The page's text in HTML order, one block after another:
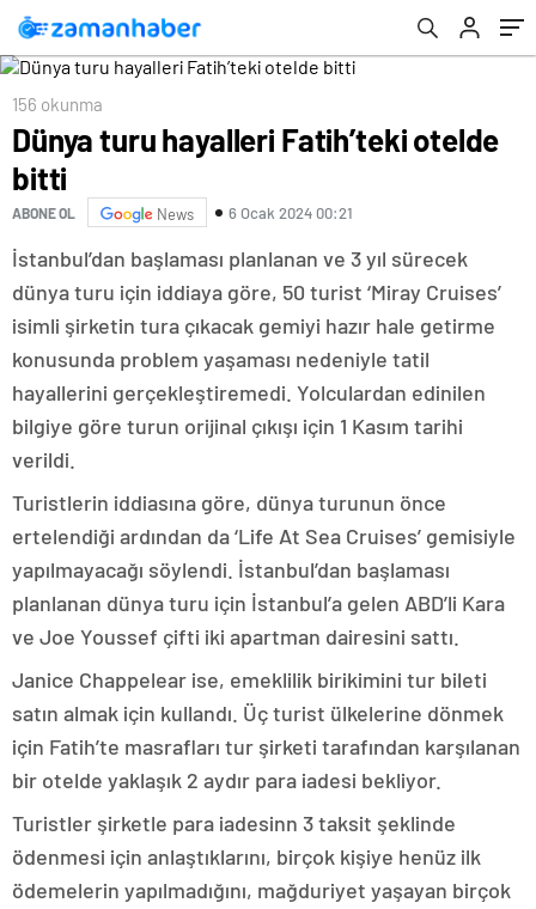
156 okunma
Dünya turu hayalleri Fatih’teki otelde
bitti
ABONE OL News 6 Ocak 2024 00:21
İstanbul’dan başlaması planlanan ve 3 yıl sürecek
dünya turu için iddiaya göre, 50 turist ‘Miray Cruises’
isimli şirketin tura çıkacak gemiyi hazır hale getirme
konusunda problem yaşaması nedeniyle tatil
hayallerini gerçekleştiremedi. Yolculardan edinilen
bilgiye göre turun orijinal çıkışı için 1 Kasım tarihi
verildi.
Turistlerin iddiasına göre, dünya turunun önce
ertelendiği ardından da ‘Life At Sea Cruises’ gemisiyle
yapılmayacağı söylendi. İstanbul’dan başlaması
planlanan dünya turu için İstanbul’a gelen ABD’li Kara
ve Joe Youssef çifti iki apartman dairesini sattı.
Janice Chappelear ise, emeklilik birikimini tur bileti
satın almak için kullandı. Üç turist ülkelerine dönmek
için Fatih’te masrafları tur şirketi tarafından karşılanan
bir otelde yaklaşık 2 aydır para iadesi bekliyor.
Turistler şirketle para iadesinn 3 taksit şeklinde
ödenmesi için anlaştıklarını, birçok kişiye henüz ilk
ödemelerin yapılmadığını, mağduriyet yaşayan birçok